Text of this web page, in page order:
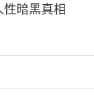
暗黑真相